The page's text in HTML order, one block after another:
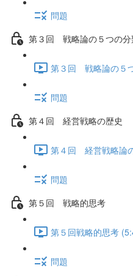
問題
第３回 戦略論の５つの分
第３回 戦略論の５
問題
第４回 経営戦略の歴史
第４回 経営戦略論
問題
第５回 戦略的思考
第５回戦略的思考
問題